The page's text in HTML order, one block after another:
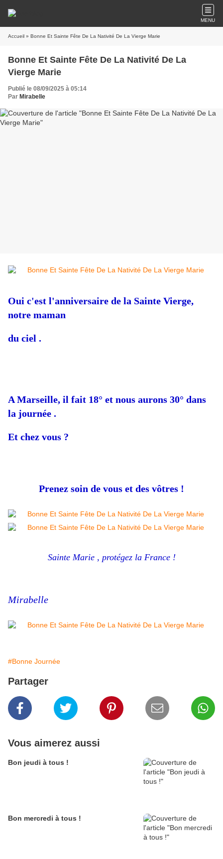
MENU
Accueil » Bonne Et Sainte Fête De La Nativité De La Vierge Marie
Bonne Et Sainte Fête De La Nativité De La
Vierge Marie
Publié le 08/09/2025 à 05:14
Par Mirabelle
Oui c'est l'anniversaire de la Sainte Vierge,
notre maman
du ciel .
A Marseille, il fait 18° et nous aurons 30° dans
la journée .
Et chez vous ?
Prenez soin de vous et des vôtres !
Sainte Marie , protégez la France !
Mirabelle
#Bonne Journée
Partager
Vous aimerez aussi
Bon jeudi à tous !
Bon mercredi à tous !